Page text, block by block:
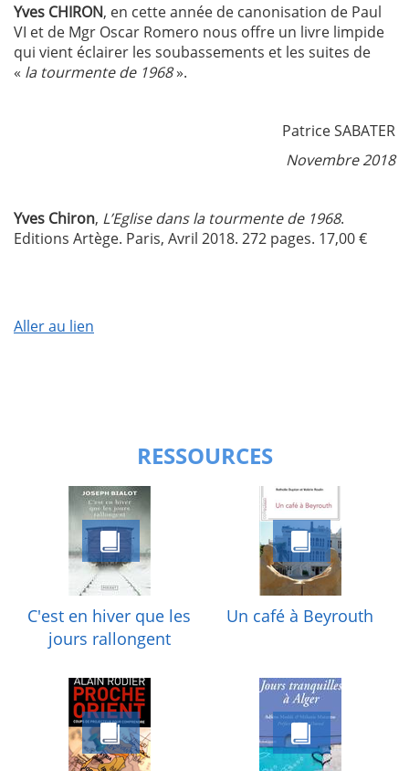
Yves CHIRON, en cette année de canonisation de Paul
VI et de Mgr Oscar Romero nous offre un livre limpide
qui vient éclairer les soubassements et les suites de
« la tourmente de 1968».
Patrice SABATER
Novembre 2018
Yves Chi­ron, L’Eglise dans la tour­mente de 1968.
Editions Artège. Paris, Avril 2018. 272 pages. 17,00 €
Aller au lien
RESSOURCES
C'est en hiver que les
jours rallongent
Un café à Beyrouth